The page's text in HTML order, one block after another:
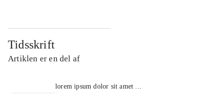
Tidsskrift
Artiklen er en del af
lorem ipsum dolor sit amet ...